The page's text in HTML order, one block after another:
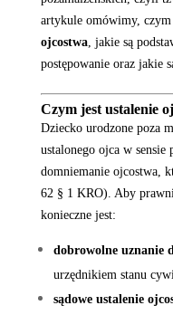
artykule omówimy, czym
ojcostwa, jakie są
postępowanie oraz jakie
Czym jest ustalenie
Dziecko urodzone poza
ustalonego ojca w sensie
domniemanie ojcostwa,
62 § 1 KRO). Aby
konieczne jest:
dobrowolne uznanie
urzędnikiem stanu
sądowe ustalenie